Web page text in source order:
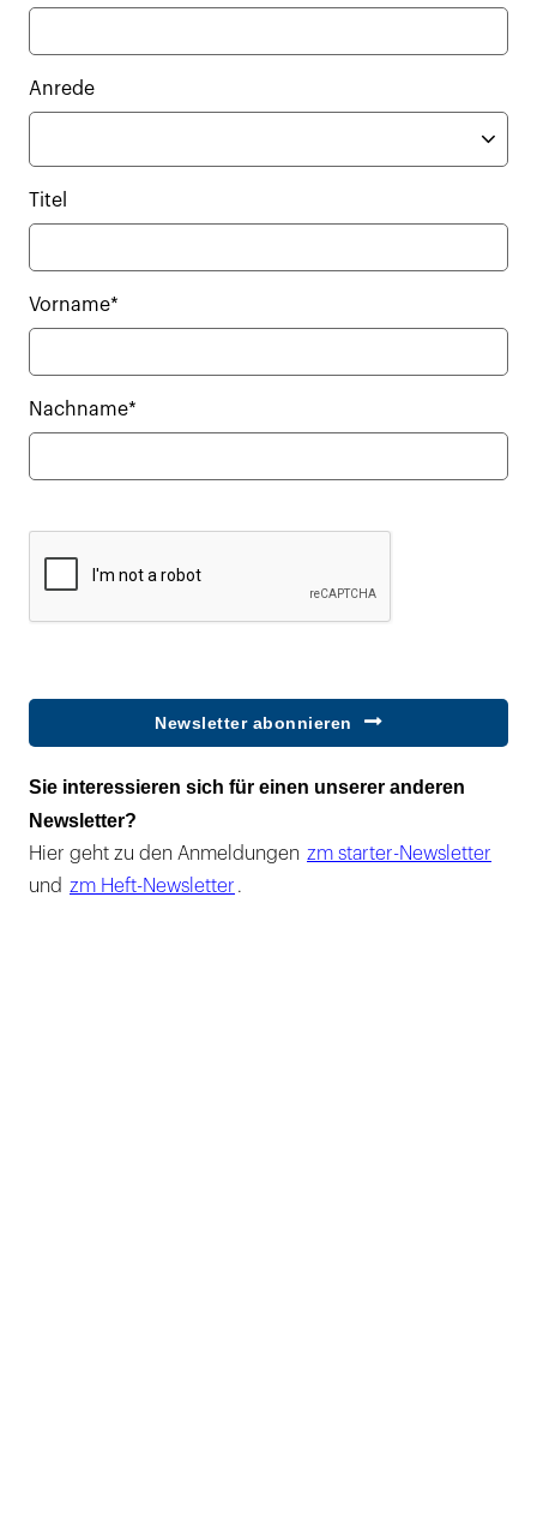
Anrede
Titel
Vorname*
Nachname*
Newsletter abonnieren
Sie interessieren sich für einen unserer anderen
Newsletter?
Hier geht zu den Anmeldungen zm starter-Newsletter
und zm Heft-Newsletter .